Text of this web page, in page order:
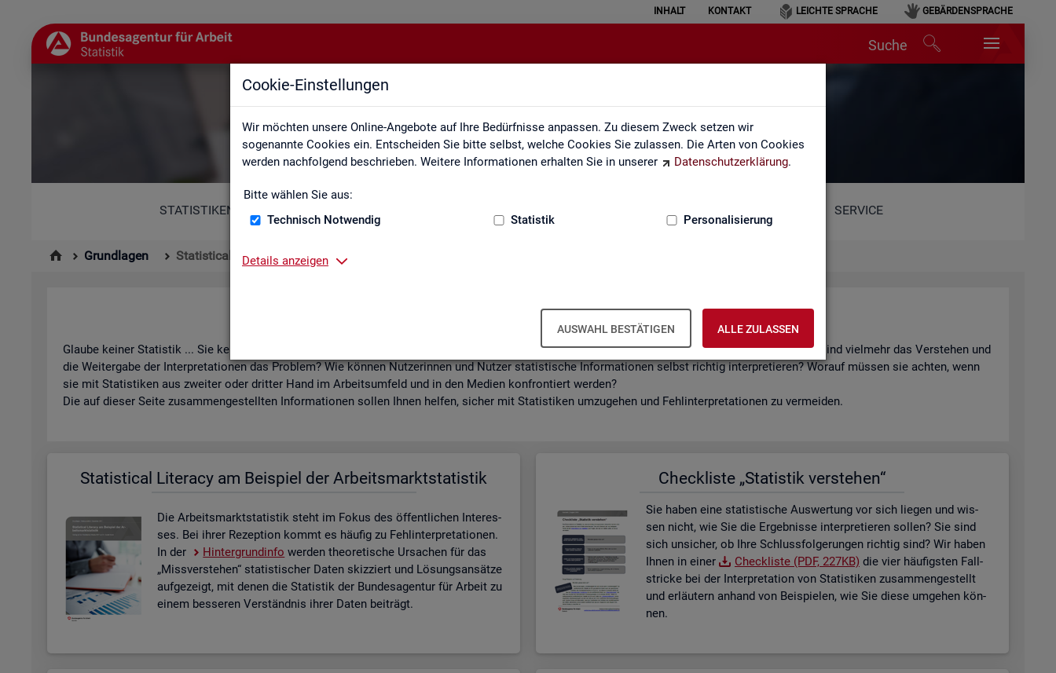
Cookie-Einstellungen
Wir möchten unsere Online-Angebote auf Ihre Bedürfnisse anpassen. Zu diesem Zweck setzen wir
sogenannte Cookies ein. Entscheiden Sie bitte selbst, welche Cookies Sie zulassen. Die Arten von Cookies
werden nachfolgend beschrieben. Weitere Informationen erhalten Sie in unserer
Datenschutzerklärung.
Bitte wählen Sie aus:
Technisch Notwendig
Statistik Personalisierung
Details anzeigen
AUSWAHL BESTÄTIGEN ALLE ZULASSEN
INHALT KONTAKT LEICHTE SPRACHE GEBÄRDENSPRACHE
Suche
Statistical Literacy - Statistik verstehen
STATISTIKEN SERVICE
Grundlagen Statistical Literacy - Statistik verstehen
Sta­ti­s­ti­cal Li­te­r­acy - Sta­tis­tik ver­ste­hen und rich­tig in­ter­pre­tie­ren
Glau­be kei­ner Sta­tis­tik ... Sie ken­nen die­sen Spruch in ver­schie­dens­ten Va­ria­tio­nen. Aber wird mit Sta­tis­tik wirk­lich oft be­wusst ge­täuscht? Oder sind viel­mehr das Ver­ste­hen und
die Wei­ter­ga­be der In­ter­pre­ta­tio­nen das Pro­blem? Wie kön­nen Nut­ze­rin­nen und Nut­zer sta­tis­ti­sche In­for­ma­tio­nen selbst rich­tig in­ter­pre­tie­ren? Wor­auf müs­sen sie ach­ten, wenn
sie mit Sta­tis­ti­ken aus zwei­ter oder drit­ter Hand im Ar­beits­um­feld und in den Me­di­en kon­fron­tiert wer­den?
Die auf die­ser Seite zu­sam­men­ge­stell­ten In­for­ma­tio­nen sol­len Ihnen hel­fen, si­cher mit Sta­tis­ti­ken um­zu­ge­hen und Fehl­in­ter­pre­ta­tio­nen zu ver­mei­den.
Sta­ti­s­ti­cal Li­te­r­acy am Bei­spiel der Ar­beits­markt­sta­tis­tik
Die Ar­beits­markt­sta­tis­tik steht im Fokus des öf­fent­li­chen In­ter­es­
ses. Bei ihrer Re­zep­ti­on kommt es häu­fig zu Fehl­in­ter­pre­ta­tio­nen.
In der
Hin­ter­grund­in­fo wer­den theo­re­ti­sche Ur­sa­chen für das
„Miss­ver­ste­hen“ sta­tis­ti­scher Daten skiz­ziert und Lö­sungs­an­sät­ze
auf­ge­zeigt, mit denen die Sta­tis­tik der Bun­des­agen­tur für Ar­beit zu
einem bes­se­ren Ver­ständ­nis ihrer Daten bei­trägt.
Check­lis­te „Sta­tis­tik ver­ste­hen“
Sie haben eine sta­tis­ti­sche Aus­wer­tung vor sich lie­gen und wis­
sen nicht, wie Sie die Er­geb­nis­se in­ter­pre­tie­ren sol­len? Sie sind
sich un­si­cher, ob Ihre Schluss­fol­ge­run­gen rich­tig sind? Wir haben
Ihnen in einer
Check­lis­te (PDF, 227KB) die vier häu­figs­ten Fall­
stri­cke bei der In­ter­pre­ta­ti­on von Sta­tis­ti­ken zu­sam­men­ge­stellt
und er­läu­tern an­hand von Bei­spie­len, wie Sie diese um­ge­hen kön­
nen.